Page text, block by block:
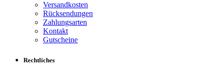
Versandkosten
Rücksendungen
Zahlungsarten
Kontakt
Gutscheine
Rechtliches